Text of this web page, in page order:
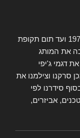
משנת 1970 ועד תום תקופת
את המותג
דגמי ג'יפי
סרקנו וצילמנו את
סידרנו לפי
אביזרים,